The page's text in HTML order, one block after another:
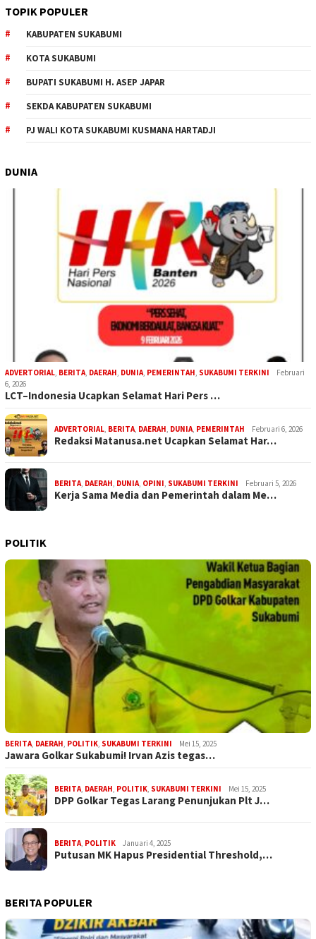
TOPIK POPULER
KABUPATEN SUKABUMI
KOTA SUKABUMI
BUPATI SUKABUMI H. ASEP JAPAR
SEKDA KABUPATEN SUKABUMI
PJ WALI KOTA SUKABUMI KUSMANA HARTADJI
DUNIA
ADVERTORIAL, BERITA, DAERAH, DUNIA, PEMERINTAH, SUKABUMI TERKINI
Februari
6, 2026
LCT–Indonesia Ucapkan Selamat Hari Pers …
ADVERTORIAL, BERITA, DAERAH, DUNIA, PEMERINTAH Februari 6, 2026
Redaksi Matanusa.net Ucapkan Selamat Har…
BERITA, DAERAH, DUNIA, OPINI, SUKABUMI TERKINI Februari 5, 2026
Kerja Sama Media dan Pemerintah dalam Me…
POLITIK
BERITA, DAERAH, POLITIK, SUKABUMI TERKINI Mei 15, 2025
Jawara Golkar Sukabumi! Irvan Azis tegas…
BERITA, DAERAH, POLITIK, SUKABUMI TERKINI Mei 15, 2025
DPP Golkar Tegas Larang Penunjukan Plt J…
BERITA, POLITIK Januari 4, 2025
Putusan MK Hapus Presidential Threshold,…
BERITA POPULER